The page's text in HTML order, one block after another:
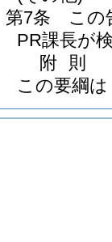
第7条
この
PR課長が
附 則
この要綱